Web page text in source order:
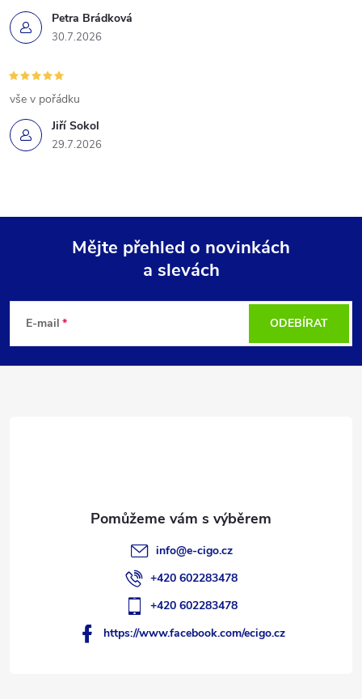
Petra Brádková
30.7.2026
Jiří Sokol
29.7.2026
vše v pořádku
p
Mějte přehled o novinkách
a slevách
E-mail ODEBÍRAT
info@e-cigo.cz
+420 602283478
+420 602283478
https://www.facebook.com/ecigo.cz